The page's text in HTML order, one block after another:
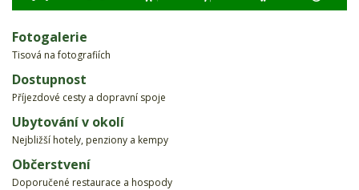
Fotogalerie
Tisová na fotografiích
Dostupnost
Příjezdové cesty a dopravní spoje
Ubytování v okolí
Nejbližší hotely, penziony a kempy
Občerstvení
Doporučené restaurace a hospody